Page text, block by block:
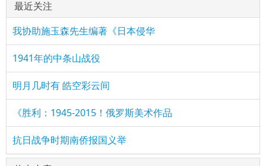
最近关注
我协助施玉森先生编著《日本侵华
1941年的中条山战役
明月几时有 皓空彩云间
《胜利：1945-2015！俄罗斯美术作品
抗日战争时期南侨报国义举